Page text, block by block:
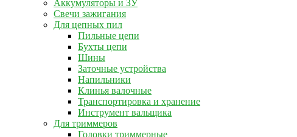
Аккумуляторы и ЗУ
Свечи зажигания
Для цепных пил
Пильные цепи
Бухты цепи
Шины
Заточные устройства
Напильники
Клинья валочные
Транспортировка и хранение
Инструмент вальщика
Для триммеров
Головки триммерные